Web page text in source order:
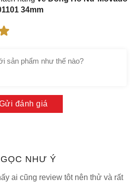
34mm
đánh giá
NHƯ Ý
ai cũng review tôt nên thử và rất